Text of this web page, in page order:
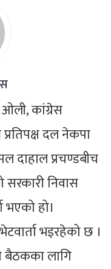
ओली, कांग्रेस
दल नेकपा
दाहाल प्रचण्डबीच
सरकारी निवास
भएको हो।
भइरहेको छ ।
बैठकका लागि